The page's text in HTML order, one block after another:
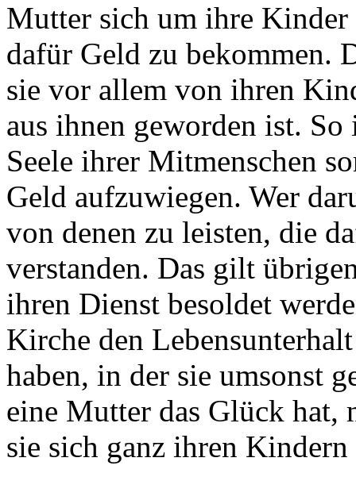
Mutter sich um ihre Kinder
dafür Geld zu bekommen.
sie vor allem von ihren
aus ihnen geworden ist.
Seele ihrer Mitmenschen
Geld aufzuwiegen. Wer
von denen zu leisten, die
verstanden. Das gilt
ihren Dienst besoldet
Kirche den
haben, in der sie umsonst
eine Mutter das Glück hat,
sie sich ganz ihren